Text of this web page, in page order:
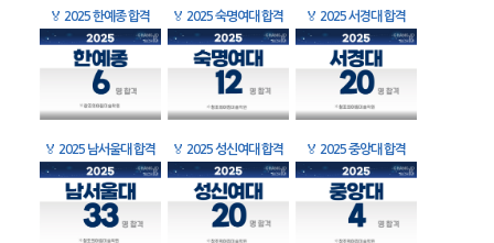
🏅 2025 한예종 합격 🏅 2025 숙명여대 합격 🏅 2025 서경대 합격
🏅 2025 남서울대 합격 🏅 2025 성신여대 합격 🏅 2025 중앙대 합격